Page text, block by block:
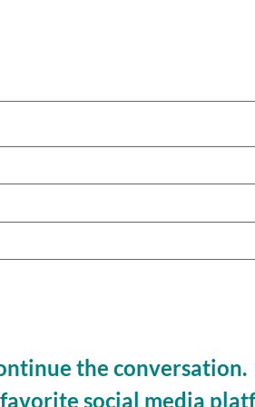
the conversation.
social media